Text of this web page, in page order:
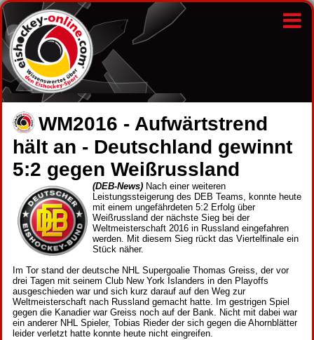
WM2016 - Aufwärtstrend
hält an - Deutschland gewinnt
5:2 gegen Weißrussland
(DEB-News) Nach einer weiteren
Leistungssteigerung des DEB Teams, konnte heute
mit einem ungefährdeten 5:2 Erfolg über
Weißrussland der nächste Sieg bei der
Weltmeisterschaft 2016 in Russland eingefahren
werden. Mit diesem Sieg rückt das Viertelfinale ein
Stück näher.
Im Tor stand der deutsche NHL Supergoalie Thomas Greiss, der vor
drei Tagen mit seinem Club New York Islanders in den Playoffs
ausgeschieden war und sich kurz darauf auf den Weg zur
Weltmeisterschaft nach Russland gemacht hatte. Im gestrigen Spiel
gegen die Kanadier war Greiss noch auf der Bank. Nicht mit dabei war
ein anderer NHL Spieler, Tobias Rieder der sich gegen die Ahornblätter
leider verletzt hatte konnte heute nicht eingreifen.